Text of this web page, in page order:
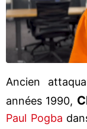
Ancien
années 1990,
Paul Pogba